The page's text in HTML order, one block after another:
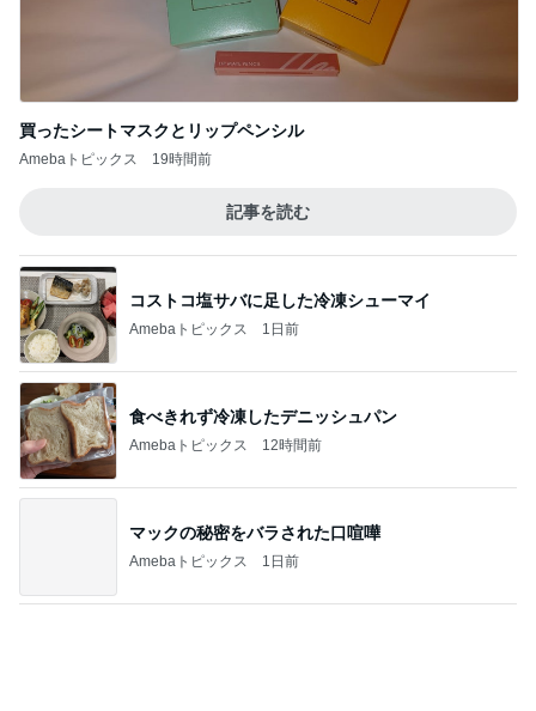
買ったシートマスクとリップペンシル
Amebaトピックス 19時間前
記事を読む
コストコ塩サバに足した冷凍シューマイ
Amebaトピックス 1日前
食べきれず冷凍したデニッシュパン
Amebaトピックス 12時間前
マックの秘密をバラされた口喧嘩
Amebaトピックス 1日前